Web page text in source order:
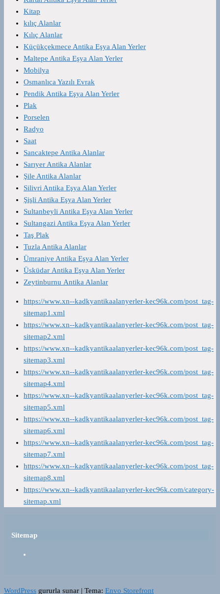
Kitap
kılıç Alanlar
Kılıç Alanlar
Küçükçekmece Antika Eşya Alan Yerler
Maltepe Antika Eşya Alan Yerler
Mobilya
Osmanlıca Yazılı Evrak
Pendik Antika Eşya Alan Yerler
Plak
Porselen
Radyo
Saat
Sancaktepe Antika Alanlar
Sarıyer Antika Alanlar
Şile Antika Alanlar
Silivri Antika Eşya Alan Yerler
Şişli Antika Eşya Alan Yerler
Sultanbeyli Antika Eşya Alan Yerler
Sultangazi Antika Eşya Alan Yerler
Taş Plak
Tuzla Antika Alanlar
Ümraniye Antika Eşya Alan Yerler
Üsküdar Antika Eşya Alan Yerler
Zeytinburnu Antika Alanlar
https://www.xn--kadkyantikaalanyerler-kec96k.com/post_tag-
sitemap1.xml
https://www.xn--kadkyantikaalanyerler-kec96k.com/post_tag-
sitemap2.xml
https://www.xn--kadkyantikaalanyerler-kec96k.com/post_tag-
sitemap3.xml
https://www.xn--kadkyantikaalanyerler-kec96k.com/post_tag-
sitemap4.xml
https://www.xn--kadkyantikaalanyerler-kec96k.com/post_tag-
sitemap5.xml
https://www.xn--kadkyantikaalanyerler-kec96k.com/post_tag-
sitemap6.xml
https://www.xn--kadkyantikaalanyerler-kec96k.com/post_tag-
sitemap7.xml
https://www.xn--kadkyantikaalanyerler-kec96k.com/post_tag-
sitemap8.xml
https://www.xn--kadkyantikaalanyerler-kec96k.com/category-
sitemap.xml
Sitemap
WordPress gururla sunar | Tema: Envo Storefront